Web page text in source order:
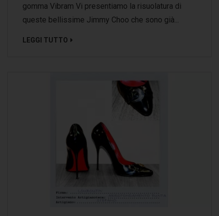
gomma Vibram Vi presentiamo la risuolatura di
queste bellissime Jimmy Choo che sono già...
LEGGI TUTTO